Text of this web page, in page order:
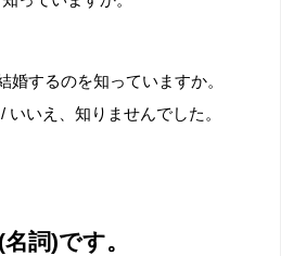
するのを知っていますか。
いえ、知りませんでした。
詞)です。